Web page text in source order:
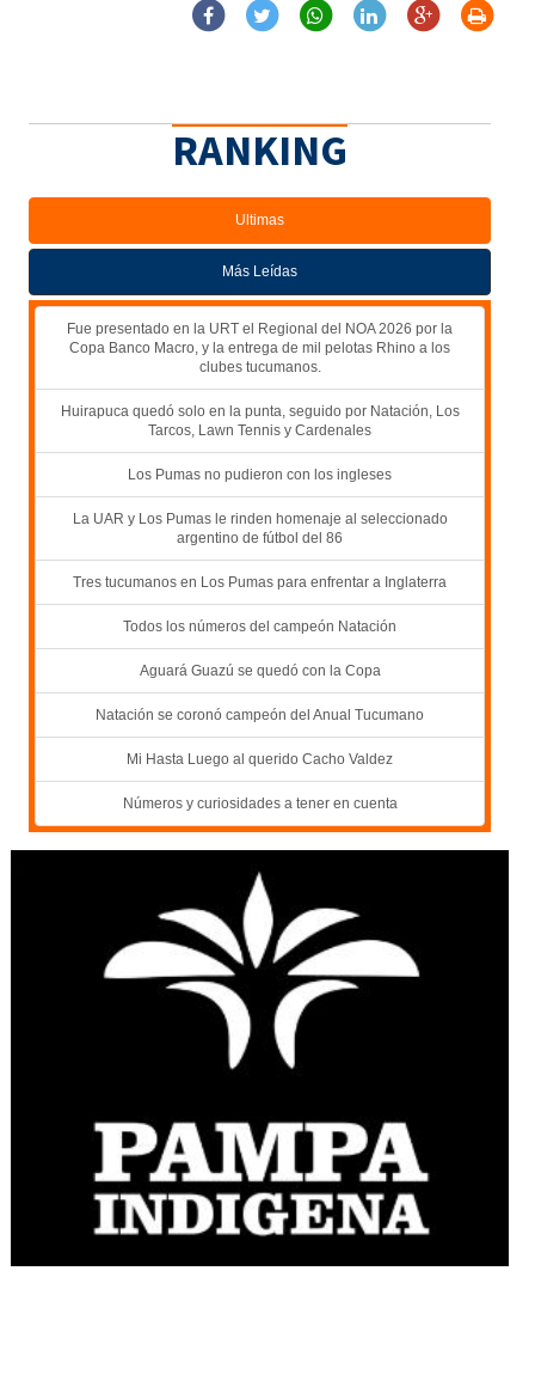
RANKING
Ultimas
Más Leídas
Fue presentado en la URT el Regional del NOA 2026 por la
Copa Banco Macro, y la entrega de mil pelotas Rhino a los
clubes tucumanos.
Huirapuca quedó solo en la punta, seguido por Natación, Los
Tarcos, Lawn Tennis y Cardenales
Los Pumas no pudieron con los ingleses
La UAR y Los Pumas le rinden homenaje al seleccionado
argentino de fútbol del 86
Tres tucumanos en Los Pumas para enfrentar a Inglaterra
Todos los números del campeón Natación
Aguará Guazú se quedó con la Copa
Natación se coronó campeón del Anual Tucumano
Mi Hasta Luego al querido Cacho Valdez
Números y curiosidades a tener en cuenta